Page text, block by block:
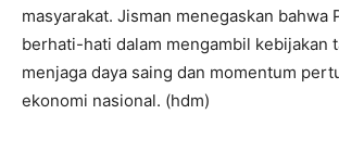
masyarakat. Jisman menegaskan bahwa
berhati-hati dalam mengambil kebijakan
menjaga daya saing dan momentum
ekonomi nasional. (hdm)